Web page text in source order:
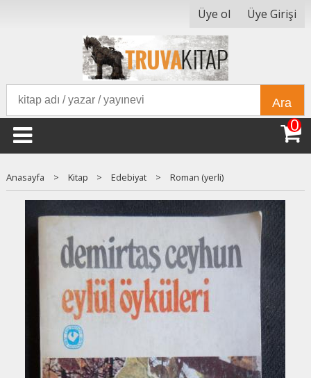
Üye ol Üye Girişi
Ara
0
Anasayfa > Kitap > Edebiyat > Roman (yerli)